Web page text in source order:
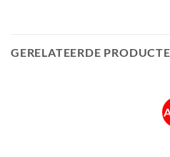
GERELATEERDE